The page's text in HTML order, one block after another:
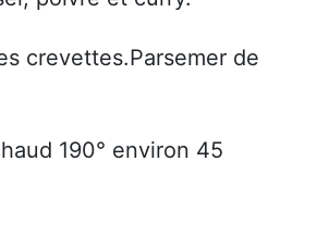
crevettes.Parsemer de
190° environ 45